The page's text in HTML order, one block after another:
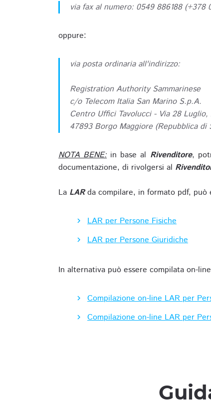
via fax al numero: 0549 886188
oppure:
via posta ordinaria all'indirizzo:
Registration Authority Sammarinese
c/o Telecom Italia San Marino S.p.A.
Centro Uffici Tavolucci - Via 28 Luglio,
47893 Borgo Maggiore (Repubblica di
NOTA BENE: in base al Rivenditore,
documentazione, di rivolgersi al
La LARda compilare, in formato pdf, può
LAR per Persone Fisiche
LAR per Persone Giuridiche
In alternativa può essere compilata on-
Compilazione on-line LAR per
Compilazione on-line LAR per